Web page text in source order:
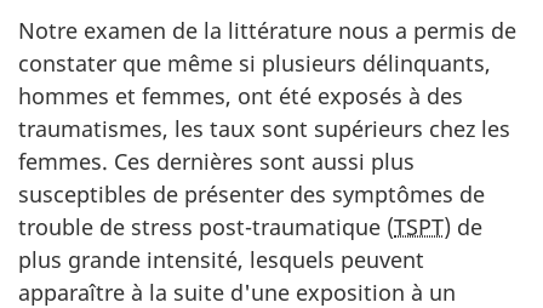
Notre examen de la littérature nous a permis de
constater que même si plusieurs délinquants,
hommes et femmes, ont été exposés à des
traumatismes, les taux sont supérieurs chez les
femmes. Ces dernières sont aussi plus
susceptibles de présenter des symptômes de
trouble de stress post-traumatique (TSPT) de
plus grande intensité, lesquels peuvent
apparaître à la suite d'une exposition à un